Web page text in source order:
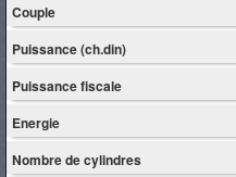
Couple
Puissance (ch.din)
Puissance fiscale
Energie
Nombre de cylindres